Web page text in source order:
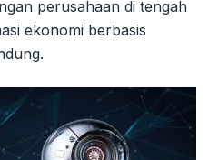
perusahaan di tengah
ekonomi berbasis